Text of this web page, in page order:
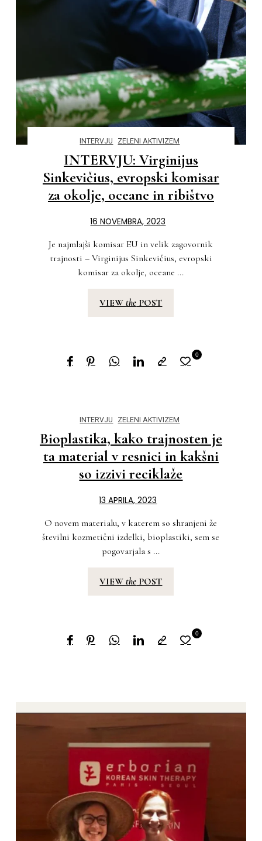
INTERVJU ZELENI AKTIVIZEM
INTERVJU: Virginijus
Sinkevičius, evropski komisar
za okolje, oceane in ribištvo
16 NOVEMBRA, 2023
Je najmlajši komisar EU in velik zagovornik
trajnosti – Virginijus Sinkevičius, evropski
komisar za okolje, oceane ...
VIEWthe POST
0
INTERVJU ZELENI AKTIVIZEM
Bioplastika, kako trajnosten je
ta material v resnici in kakšni
so izzivi reciklaže
13 APRILA, 2023
O novem materialu, v katerem so shranjeni že
številni kozmetični izdelki, bioplastiki, sem se
pogovarjala s ...
VIEWthe POST
0